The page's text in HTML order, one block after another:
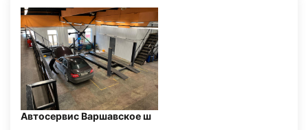
Автосервис Варшавское ш